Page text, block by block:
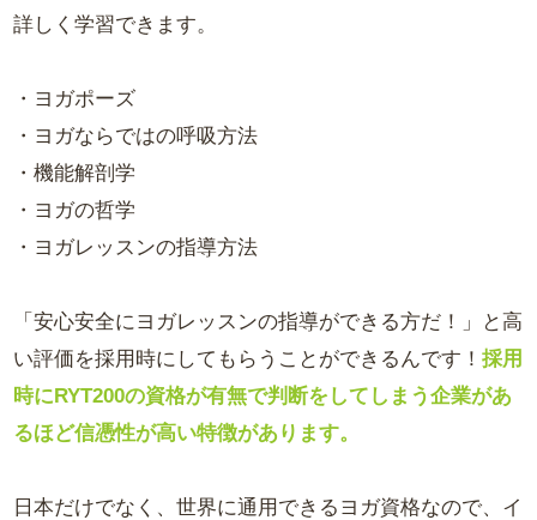
詳しく学習できます。
・ヨガポーズ
・ヨガならではの呼吸方法
・機能解剖学
・ヨガの哲学
・ヨガレッスンの指導方法
「安心安全にヨガレッスンの指導ができる方だ！」と高
い評価を採用時にしてもらうことができるんです！採用
時にRYT200の資格が有無で判断をしてしまう企業があ
るほど信憑性が高い特徴があります。
日本だけでなく、世界に通用できるヨガ資格なので、イ